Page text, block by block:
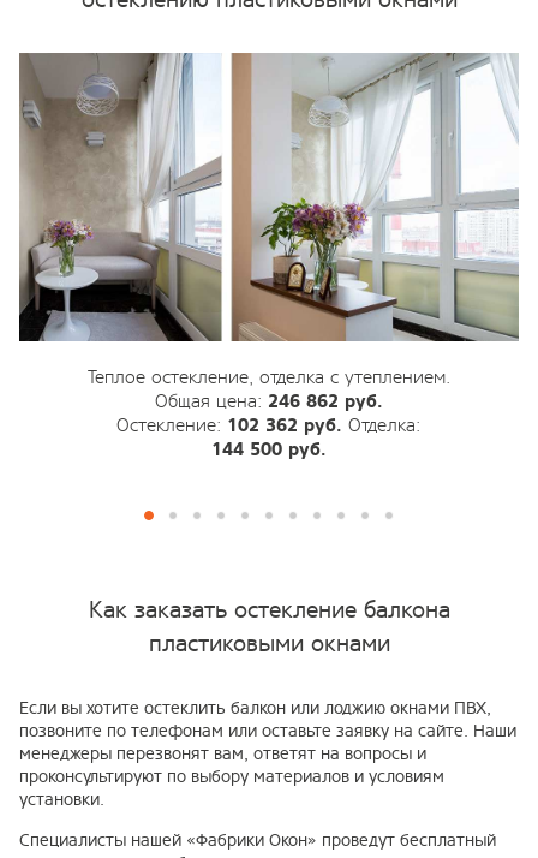
Теплое остекление, отделка с утеплением.
Общая цена: 246 862 руб.
Остекление: 102 362 руб. Отделка:
144 500 руб.
Как заказать остекление балкона
пластиковыми окнами
Если вы хотите остеклить балкон или лоджию окнами ПВХ,
позвоните по телефонам или оставьте заявку на сайте. Наши
менеджеры перезвонят вам, ответят на вопросы и
проконсультируют по выбору материалов и условиям
установки.
Специалисты нашей «Фабрики Окон» проведут бесплатный